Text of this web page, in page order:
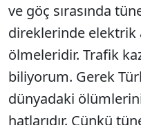
ve göç sırasında
direklerinde elektrik
ölmeleridir. Trafik
biliyorum. Gerek
dünyadaki
hatlarıdır. Çünkü